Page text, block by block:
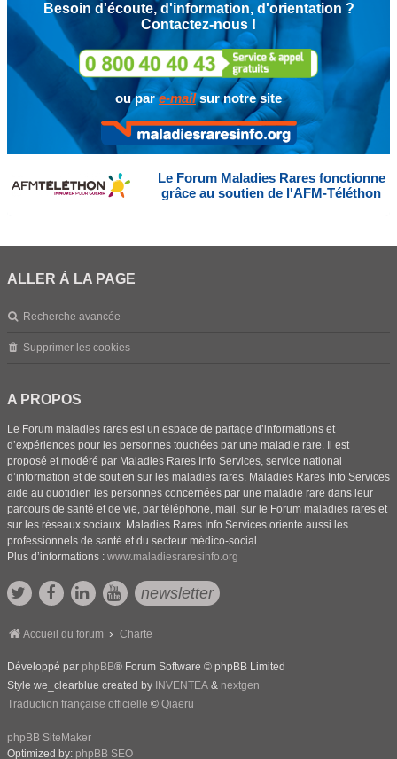
Besoin d'écoute, d'information, d'orientation ?
Contactez-nous !
ou pare-mailsur notre site
Le Forum Maladies Rares fonctionne
grâce au soutien de l'AFM-Téléthon
ALLER À LA PAGE
Recherche avancée
Supprimer les cookies
A PROPOS
Le Forum maladies rares est un espace de partage d’informations et
d’expériences pour les personnes touchées par une maladie rare. Il est
proposé et modéré par Maladies Rares Info Services, service national
d’information et de soutien sur les maladies rares. Maladies Rares Info Services
aide au quotidien les personnes concernées par une maladie rare dans leur
parcours de santé et de vie, par téléphone, mail, sur le Forum maladies rares et
sur les réseaux sociaux. Maladies Rares Info Services oriente aussi les
professionnels de santé et du secteur médico-social.
Plus d’informations : www.maladiesraresinfo.org
newsletter
Accueil du forum Charte
Développé par phpBB® Forum Software © phpBB Limited
Style we_clearblue created by INVENTEA & nextgen
Traduction française officielle © Qiaeru
phpBB SiteMaker
Optimized by: phpBB SEO